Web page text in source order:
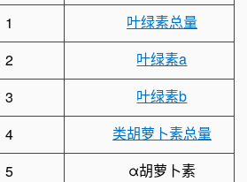
1
叶绿素总量
2
叶绿素a
3
叶绿素b
4
类胡萝卜素总量
5
α胡萝卜素